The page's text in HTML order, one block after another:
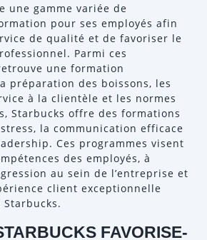
une gamme variée de
pour ses employés afin
de qualité et de favoriser le
Parmi ces
une formation
préparation des boissons, les
à la clientèle et les normes
Starbucks offre des formations
la communication efficace
Ces programmes visent
des employés, à
au sein de l’entreprise et
client exceptionnelle
FAVORISE-